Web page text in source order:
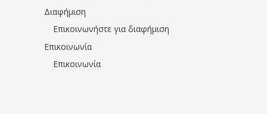
Διαφήμιση
Επικοινωνήστε για διαφήμιση
Επικοινωνία
Επικοινωνία